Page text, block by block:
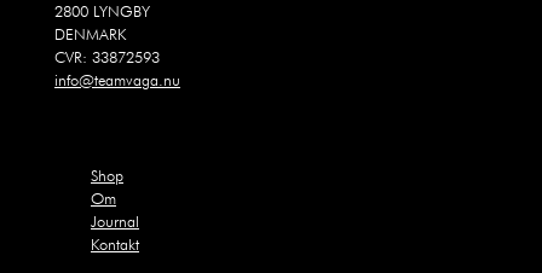
2800 LYNGBY
DENMARK
CVR: 33872593
info@teamvaga.nu
Shop
Om
Journal
Kontakt